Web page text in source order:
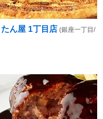
ん屋 1丁目店 (銀座一丁目/